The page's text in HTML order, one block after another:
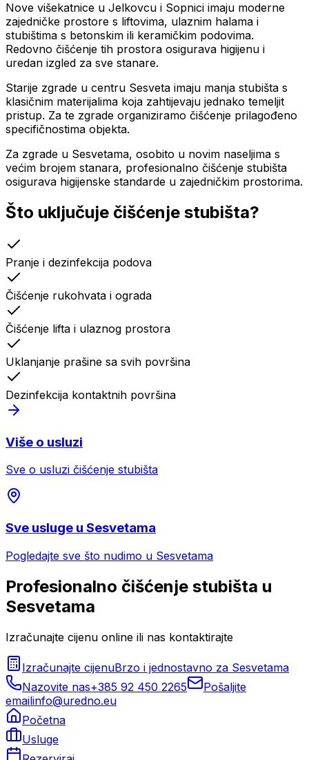
Nove višekatnice u Jelkovcu i Sopnici imaju moderne
zajedničke prostore s liftovima, ulaznim halama i
stubištima s betonskim ili keramičkim podovima.
Redovno čišćenje tih prostora osigurava higijenu i
uredan izgled za sve stanare.
Starije zgrade u centru Sesveta imaju manja stubišta s
klasičnim materijalima koja zahtijevaju jednako temeljit
pristup. Za te zgrade organiziramo čišćenje prilagođeno
specifičnostima objekta.
Za zgrade u Sesvetama, osobito u novim naseljima s
većim brojem stanara, profesionalno čišćenje stubišta
osigurava higijenske standarde u zajedničkim prostorima.
Što uključuje čišćenje stubišta?
Pranje i dezinfekcija podova
Čišćenje rukohvata i ograda
Čišćenje lifta i ulaznog prostora
Uklanjanje prašine sa svih površina
Dezinfekcija kontaktnih površina
Više o usluzi
Sve o usluzi čišćenje stubišta
Sve usluge u Sesvetama
Pogledajte sve što nudimo u Sesvetama
Profesionalno čišćenje stubišta u
Sesvetama
Izračunajte cijenu online ili nas kontaktirajte
Izračunajte cijenuBrzo i jednostavno za Sesvetama
Nazovite nas+385 92 450 2265
Pošaljite
emailinfo@uredno.eu
Početna
Usluge